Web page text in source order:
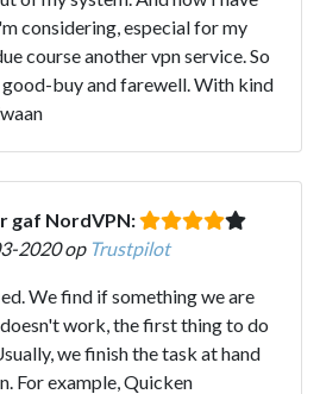
considering, especial for my
course another vpn service. So
buy and farewell. With kind
gaf NordVPN:
2020 op Trustpilot
We find if something we are
work, the first thing to do
we finish the task at hand
For example, Quicken